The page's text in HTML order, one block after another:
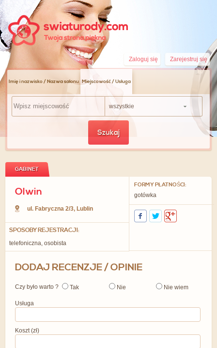
Zarejestruj się
Zaloguj się
Imię i nazwisko / Nazwa salonu Miejscowość / Usługa
wszystkie
Szukaj
GABINET
Olwin
ul. Fabryczna 2/3, Lublin
SPOSOBY REJESTRACJI:
telefoniczna, osobista
FORMY PŁATNOŚCI:
gotówka
DODAJ RECENZJE / OPINIE
Czy było warto ? Tak Nie Nie wiem
Usługa
Koszt (zł)